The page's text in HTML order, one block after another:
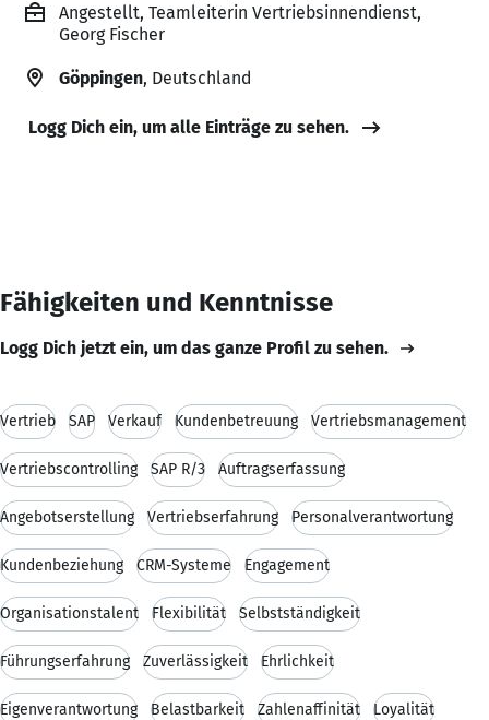
Angestellt, Teamleiterin Vertriebsinnendienst,
Georg Fischer
Göppingen, Deutschland
Logg Dich ein, um alle Einträge zu sehen.
Fähigkeiten und Kenntnisse
Logg Dich jetzt ein, um das ganze Profil zu sehen.
Vertrieb SAP Verkauf Kundenbetreuung Vertriebsmanagement
Vertriebscontrolling SAP R/3 Auftragserfassung
Angebotserstellung Vertriebserfahrung Personalverantwortung
Kundenbeziehung CRM-Systeme Engagement
Organisationstalent Flexibilität Selbstständigkeit
Führungserfahrung Zuverlässigkeit Ehrlichkeit
Eigenverantwortung Belastbarkeit Zahlenaffinität Loyalität